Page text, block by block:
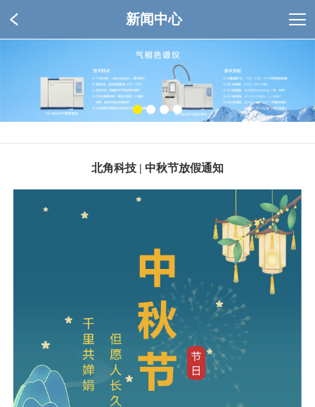
新闻中心
北角科技 | 中秋节放假通知